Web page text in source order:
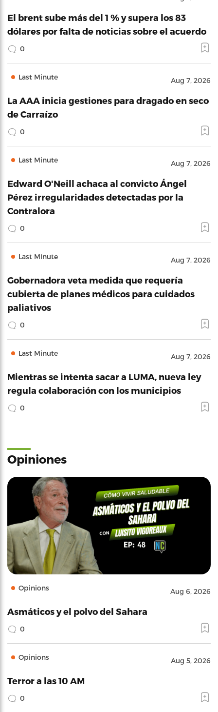
El brent sube más del 1 % y supera los 83
dólares por falta de noticias sobre el acuerdo
0
Last Minute Aug 7, 2026
La AAA inicia gestiones para dragado en seco
de Carraízo
0
Last Minute Aug 7, 2026
Edward O'Neill achaca al convicto Ángel
Pérez irregularidades detectadas por la
Contralora
0
Last Minute Aug 7, 2026
Gobernadora veta medida que requería
cubierta de planes médicos para cuidados
paliativos
0
Last Minute Aug 7, 2026
Mientras se intenta sacar a LUMA, nueva ley
regula colaboración con los municipios
0
Opiniones
Opinions Aug 6, 2026
Asmáticos y el polvo del Sahara
0
Opinions Aug 5, 2026
Terror a las 10 AM
0